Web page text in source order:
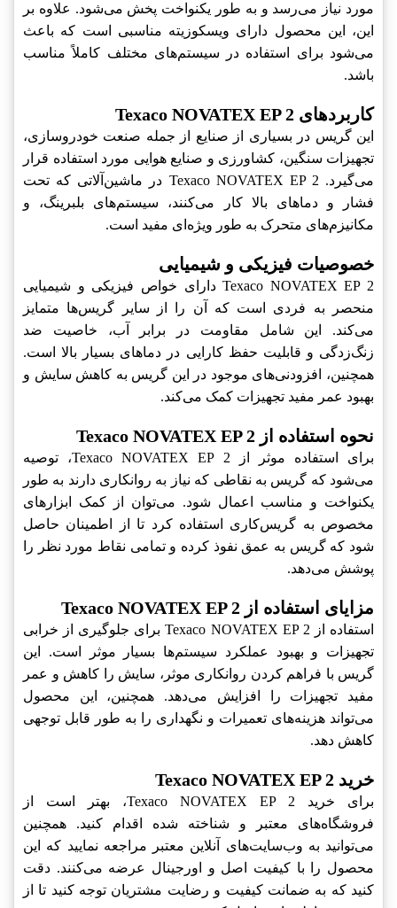
مورد نیاز می‌رسد و به طور یکنواخت پخش می‌شود. علاوه بر
این، این محصول دارای ویسکوزیته مناسبی است که باعث
می‌شود برای استفاده در سیستم‌های مختلف کاملاً مناسب
باشد.
کاربردهای Texaco NOVATEX EP 2
این گریس در بسیاری از صنایع از جمله صنعت خودروسازی،
تجهیزات سنگین، کشاورزی و صنایع هوایی مورد استفاده قرار
می‌گیرد. Texaco NOVATEX EP 2‎ در ماشین‌آلاتی که تحت
فشار و دماهای بالا کار می‌کنند، سیستم‌های بلبرینگ، و
مکانیزم‌های متحرک به طور ویژه‌ای مفید است.
خصوصیات فیزیکی و شیمیایی
Texaco NOVATEX EP 2‎ دارای خواص فیزیکی و شیمیایی
منحصر به فردی است که آن را از سایر گریس‌ها متمایز
می‌کند. این شامل مقاومت در برابر آب، خاصیت ضد
زنگ‌زدگی و قابلیت حفظ کارایی در دماهای بسیار بالا است.
همچنین، افزودنی‌های موجود در این گریس به کاهش سایش و
بهبود عمر مفید تجهیزات کمک می‌کند.
نحوه استفاده از Texaco NOVATEX EP 2
برای استفاده موثر از Texaco NOVATEX EP 2‎، توصیه
می‌شود که گریس به نقاطی که نیاز به روانکاری دارند به طور
یکنواخت و مناسب اعمال شود. می‌توان از کمک ابزارهای
مخصوص به گریس‌کاری استفاده کرد تا از اطمینان حاصل
شود که گریس به عمق نفوذ کرده و تمامی نقاط مورد نظر را
پوشش می‌دهد.
مزایای استفاده از Texaco NOVATEX EP 2
استفاده از Texaco NOVATEX EP 2‎ برای جلوگیری از خرابی
تجهیزات و بهبود عملکرد سیستم‌ها بسیار موثر است. این
گریس با فراهم کردن روانکاری موثر، سایش را کاهش و عمر
مفید تجهیزات را افزایش می‌دهد. همچنین، این محصول
می‌تواند هزینه‌های تعمیرات و نگهداری را به طور قابل توجهی
کاهش دهد.
خرید Texaco NOVATEX EP 2
برای خرید Texaco NOVATEX EP 2‎، بهتر است از
فروشگاه‌های معتبر و شناخته شده اقدام کنید. همچنین
می‌توانید به وب‌سایت‌های آنلاین معتبر مراجعه نمایید که این
محصول را با کیفیت اصل و اورجینال عرضه می‌کنند. دقت
کنید که به ضمانت کیفیت و رضایت مشتریان توجه کنید تا از